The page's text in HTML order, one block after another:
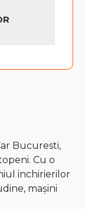
Bucuresti,
Cu o
inchirierilor
mașini